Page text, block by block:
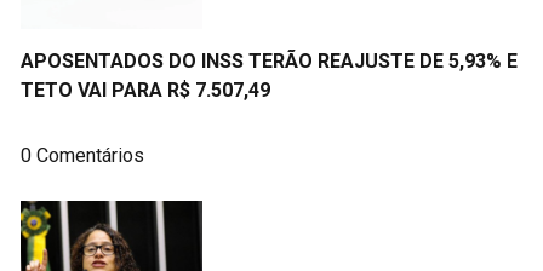
APOSENTADOS DO INSS TERÃO REAJUSTE DE 5,93% E
TETO VAI PARA R$ 7.507,49
0 Comentários